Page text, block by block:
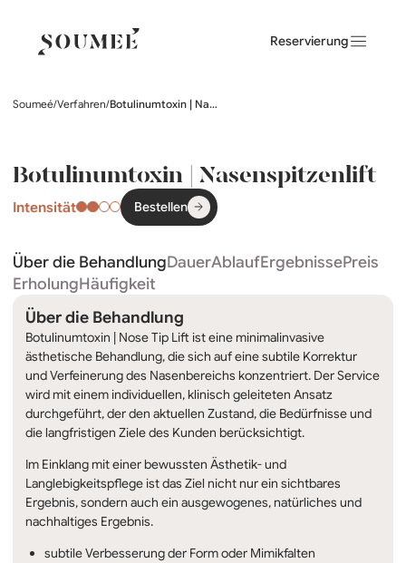
Reservierung
Soumeé/Verfahren/ Botulinumtoxin | Nasenspitzenlift
Botulinumtoxin | Nasenspitzenlift
Intensität Bestellen
Über die BehandlungDauerAblaufErgebnissePreis
ErholungHäufigkeit
Über die Behandlung
Botulinumtoxin | Nose Tip Lift ist eine minimalinvasive
ästhetische Behandlung, die sich auf eine subtile Korrektur
und Verfeinerung des Nasenbereichs konzentriert. Der Service
wird mit einem individuellen, klinisch geleiteten Ansatz
durchgeführt, der den aktuellen Zustand, die Bedürfnisse und
die langfristigen Ziele des Kunden berücksichtigt.
Im Einklang mit einer bewussten Ästhetik- und
Langlebigkeitspflege ist das Ziel nicht nur ein sichtbares
Ergebnis, sondern auch ein ausgewogenes, natürliches und
nachhaltiges Ergebnis.
subtile Verbesserung der Form oder Mimikfalten